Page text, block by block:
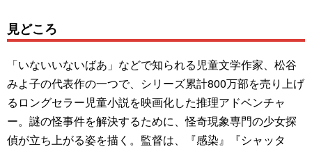
見どころ
「いないいないばあ」などで知られる児童文学作家、松谷
みよ子の代表作の一つで、シリーズ累計800万部を売り上げ
るロングセラー児童小説を映画化した推理アドベンチャ
ー。謎の怪事件を解決するために、怪奇現象専門の少女探
偵が立ち上がる姿を描く。監督は、『感染』『シャッタ